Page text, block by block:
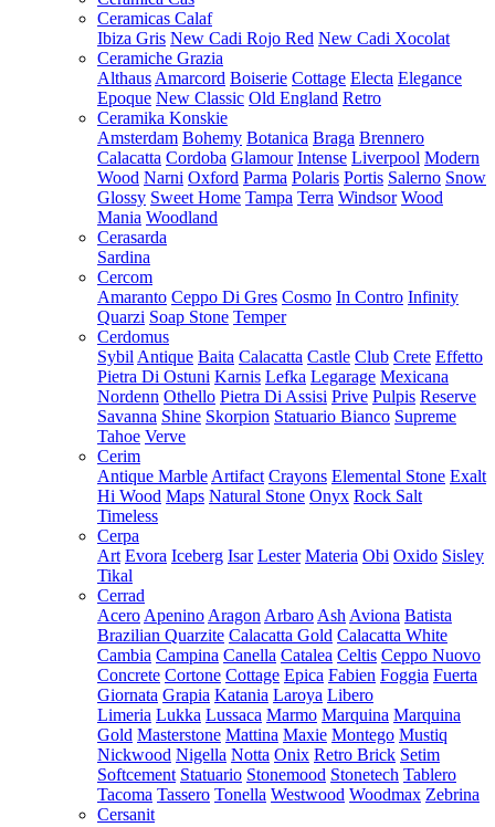
Ceramicas Calaf
Ibiza Gris New Cadi Rojo Red New Cadi Xocolat
Ceramiche Grazia
Althaus Amarcord Boiserie Cottage Electa Elegance
Epoque New Classic Old England Retro
Ceramika Konskie
Amsterdam Bohemy Botanica Braga Brennero
Calacatta Cordoba Glamour Intense Liverpool Modern
Wood Narni Oxford Parma Polaris Portis Salerno Snow
Glossy Sweet Home Tampa Terra Windsor Wood
Mania Woodland
Cerasarda
Sardina
Cercom
Amaranto Ceppo Di Gres Cosmo In Contro Infinity
Quarzi Soap Stone Temper
Cerdomus
Sybil Antique Baita Calacatta Castle Club Crete Effetto
Pietra Di Ostuni Karnis Lefka Legarage Mexicana
Nordenn Othello Pietra Di Assisi Prive Pulpis Reserve
Savanna Shine Skorpion Statuario Bianco Supreme
Tahoe Verve
Cerim
Antique Marble Artifact Crayons Elemental Stone Exalt
Hi Wood Maps Natural Stone Onyx Rock Salt
Timeless
Cerpa
Art Evora Iceberg Isar Lester Materia Obi Oxido Sisley
Tikal
Cerrad
Acero Apenino Aragon Arbaro Ash Aviona Batista
Brazilian Quarzite Calacatta Gold Calacatta White
Cambia Campina Canella Catalea Celtis Ceppo Nuovo
Concrete Cortone Cottage Epica Fabien Foggia Fuerta
Giornata Grapia Katania Laroya Libero
Limeria Lukka Lussaca Marmo Marquina Marquina
Gold Masterstone Mattina Maxie Montego Mustiq
Nickwood Nigella Notta Onix Retro Brick Setim
Softcement Statuario Stonemood Stonetech Tablero
Tacoma Tassero Tonella Westwood Woodmax Zebrina
Cersanit